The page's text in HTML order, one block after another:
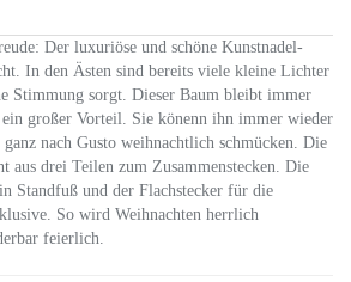
Der luxuriöse und schöne Kunstnadel-
In den Ästen sind bereits viele kleine Lichter
Stimmung sorgt. Dieser Baum bleibt immer
großer Vorteil. Sie könenn ihn immer wieder
nach Gusto weihnachtlich schmücken. Die
aus drei Teilen zum Zusammenstecken. Die
Standfuß und der Flachstecker für die
So wird Weihnachten herrlich
feierlich.